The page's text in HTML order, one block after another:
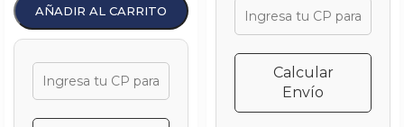
AÑADIR AL CARRITO
Calcular
Envío